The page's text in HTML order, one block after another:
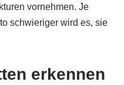
vornehmen. Je
schwieriger wird es, sie
erkennen